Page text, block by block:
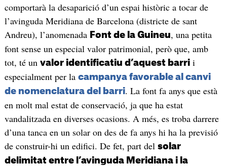
comportarà la desaparició d’un espai històric a tocar de
l’avinguda Meridiana de Barcelona (districte de sant
Andreu), l’anomenada Font de la Guineu, una petita
font sense un especial valor patrimonial, però que, amb
tot, té un valor identificatiu d’aquest barrii
especialment per la campanya favorable al canvi
de nomenclatura del barri. La font fa anys que està
en molt mal estat de conservació, ja que ha estat
vandalitzada en diverses ocasions. A més, es troba darrere
d’una tanca en un solar on des de fa anys hi ha la previsió
de construir-hi un edifici. De fet, part del solar
delimitat entre l’avinguda Meridiana i la